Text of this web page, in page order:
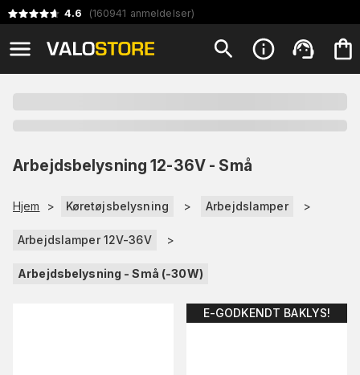
4.6 (160941 anmeldelser)
Arbejdsbelysning 12-36V - Små
Hjem > Køretøjsbelysning > Arbejdslamper >
Arbejdslamper 12V-36V >
Arbejdsbelysning - Små (-30W)
E-GODKENDT BAKLYS!